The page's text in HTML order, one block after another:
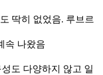
딱히 없었음. 루브르
속 나왔음
도 다양하지 않고 일